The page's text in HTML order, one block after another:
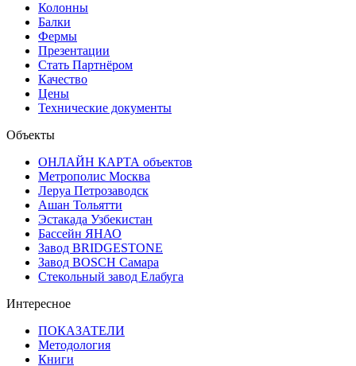
Колонны
Балки
Фермы
Презентации
Стать Партнёром
Качество
Цены
Технические документы
Объекты
ОНЛАЙН КАРТА объектов
Метрополис Москва
Леруа Петрозаводск
Ашан Тольятти
Эстакада Узбекистан
Бассейн ЯНАО
Завод BRIDGESTONE
Завод BOSCH Самара
Стекольный завод Елабуга
Интересное
ПОКАЗАТЕЛИ
Методология
Книги